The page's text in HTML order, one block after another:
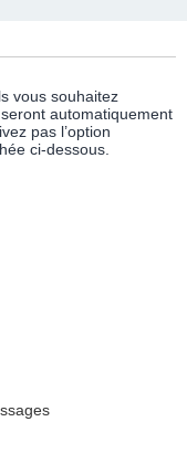
vous souhaitez
automatiquement
pas l’option
ci-dessous.